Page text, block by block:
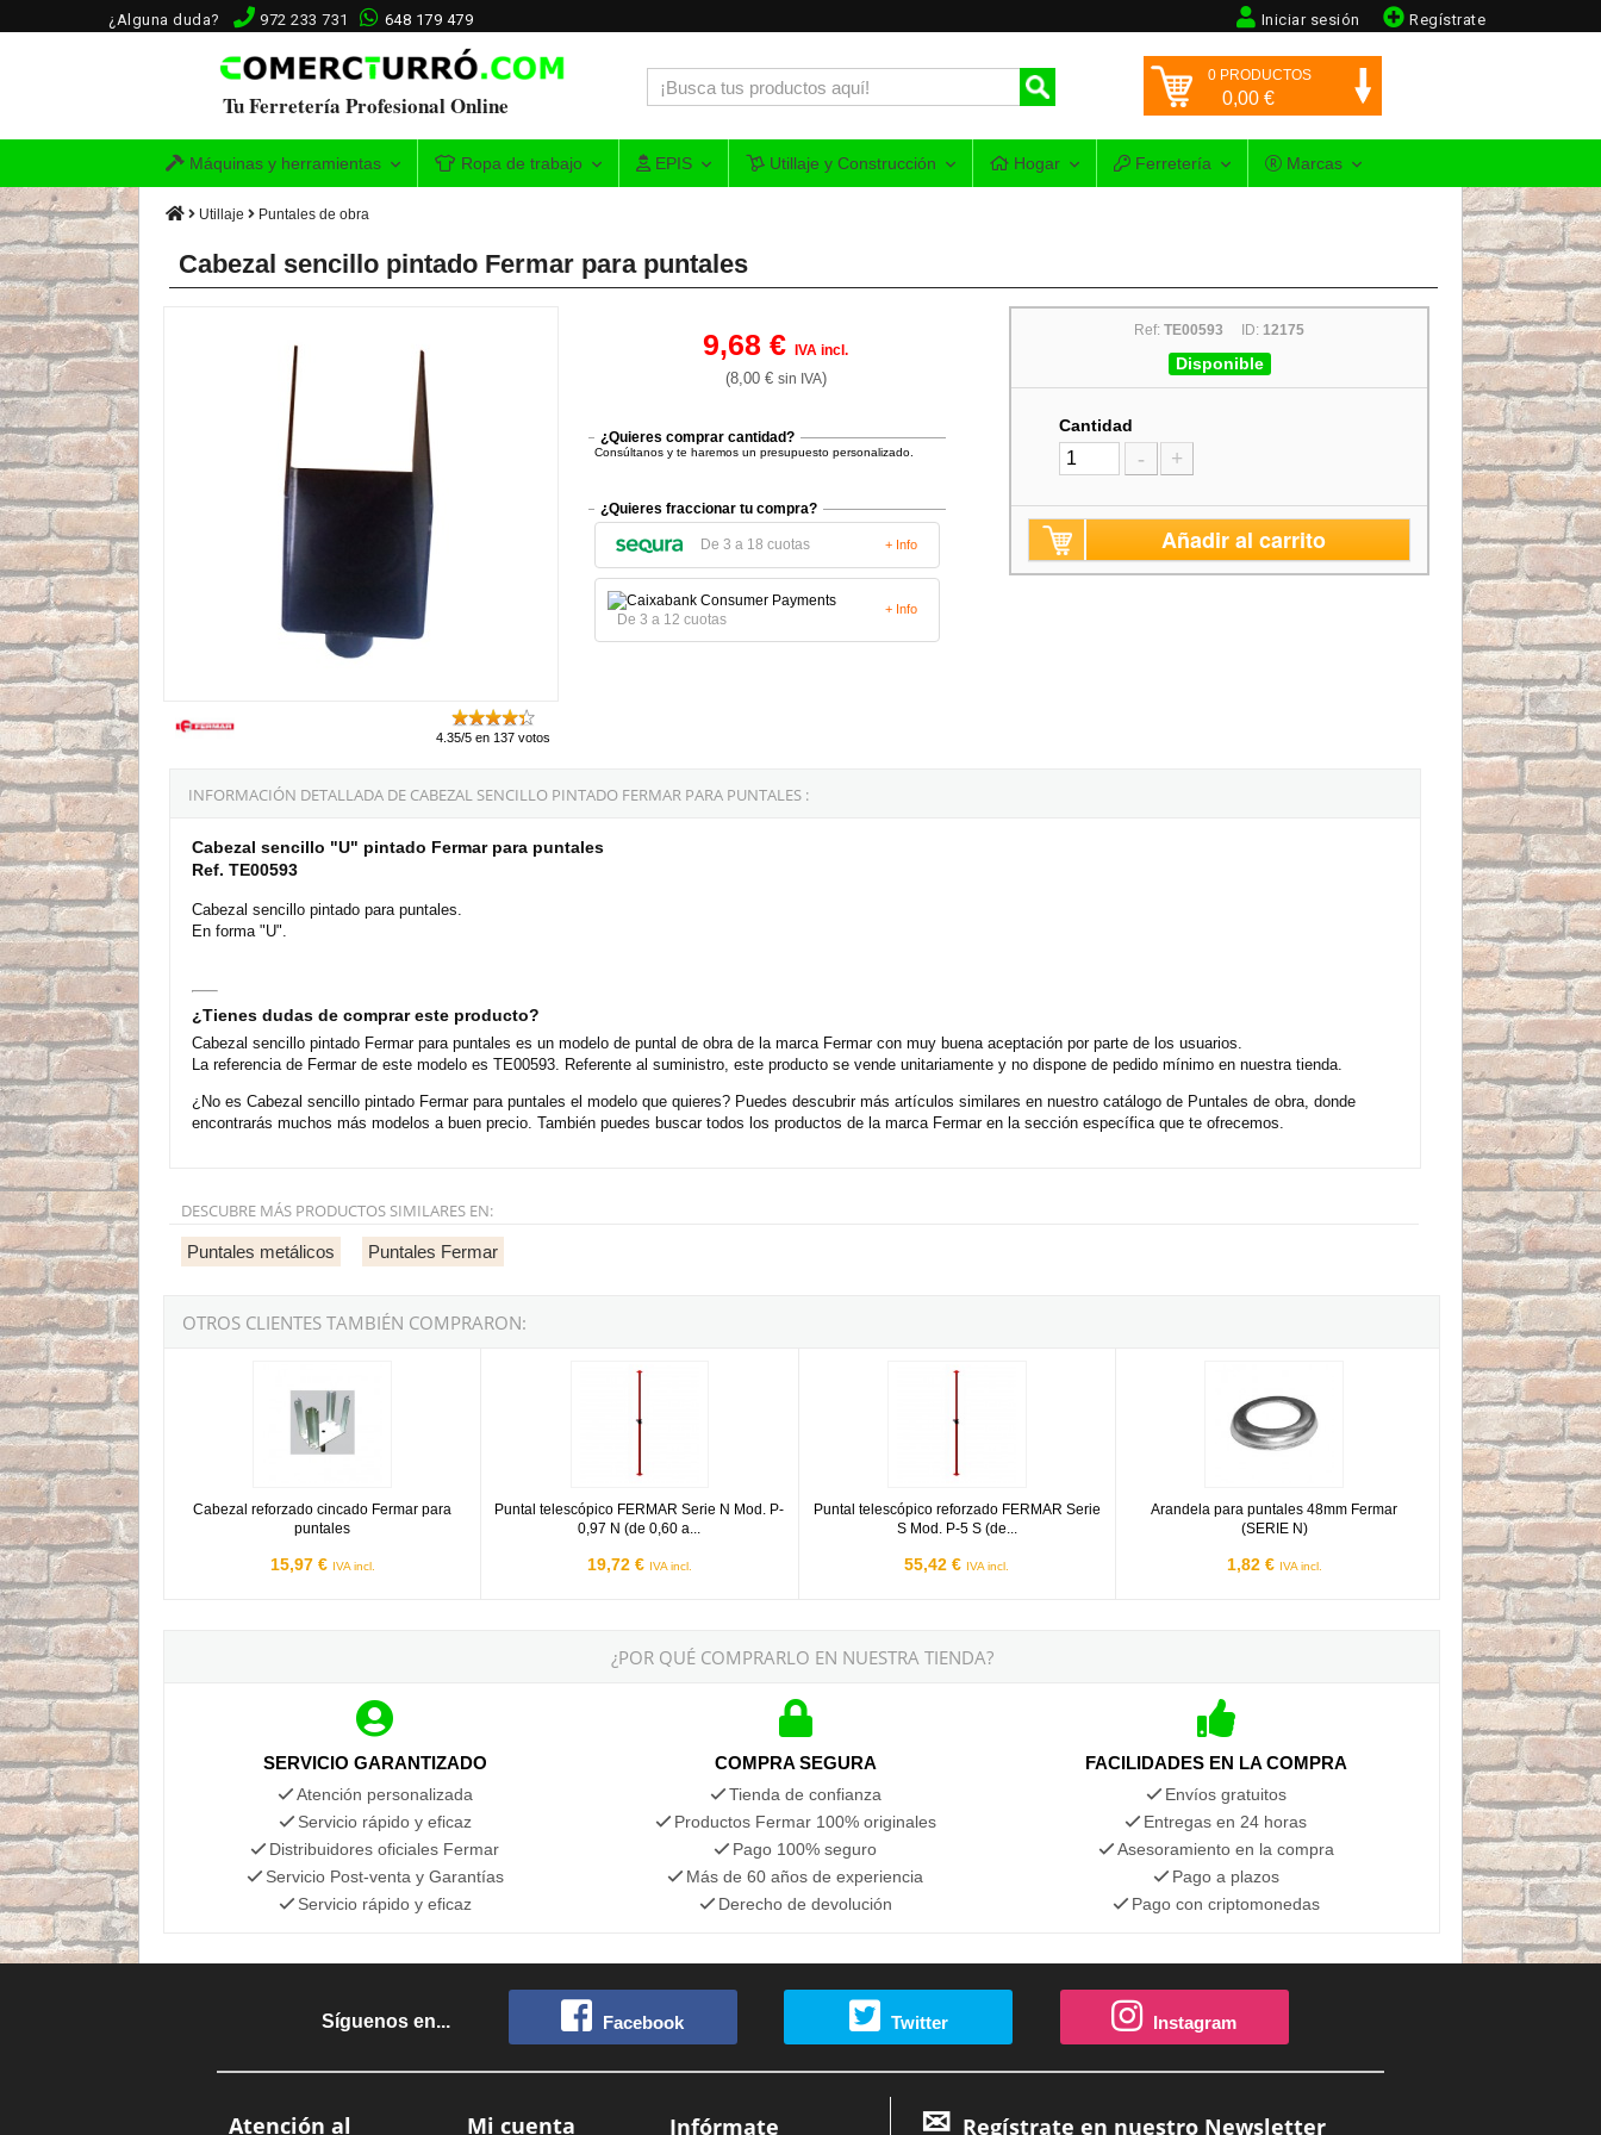
¿Alguna duda? 972 233 731 648 179 479 Regístrate
Iniciar sesión
Tu Ferretería Profesional Online
0 PRODUCTOS
0,00 €
Máquinas y herramientas Ropa de trabajo EPIS Utillaje y Construcción Hogar Ferretería Marcas
Utillaje Puntales de obra
Cabezal sencillo pintado Fermar para puntales
4.35/5 en 137 votos
9,68 €IVA incl.
(8,00 € sin IVA)
¿Quieres comprar cantidad?
Consúltanos y te haremos un presupuesto personalizado.
¿Quieres fraccionar tu compra?
De 3 a 18 cuotas + Info
De 3 a 12 cuotas
+ Info
Ref:TE00593 ID: 12175
Disponible
Cantidad
- +
Añadir al carrito
INFORMACIÓN DETALLADA DE CABEZAL SENCILLO PINTADO FERMAR PARA PUNTALES :
Cabezal sencillo "U" pintado Fermar para puntales
Ref. TE00593
Cabezal sencillo pintado para puntales.
En forma "U".
¿Tienes dudas de comprar este producto?
Cabezal sencillo pintado Fermar para puntales es un modelo de puntal de obra de la marca Fermar con muy buena aceptación por parte de los usuarios.
La referencia de Fermar de este modelo es TE00593. Referente al suministro, este producto se vende unitariamente y no dispone de pedido mínimo en nuestra tienda.
¿No es Cabezal sencillo pintado Fermar para puntales el modelo que quieres? Puedes descubrir más artículos similares en nuestro catálogo de Puntales de obra, donde
encontrarás muchos más modelos a buen precio. También puedes buscar todos los productos de la marca Fermar en la sección específica que te ofrecemos.
DESCUBRE MÁS PRODUCTOS SIMILARES EN:
Puntales metálicos Puntales Fermar
OTROS CLIENTES TAMBIÉN COMPRARON:
Cabezal reforzado cincado Fermar para
puntales
15,97 € IVA incl.
Puntal telescópico FERMAR Serie N Mod. P-
0,97 N (de 0,60 a...
19,72 € IVA incl.
Puntal telescópico reforzado FERMAR Serie
S Mod. P-5 S (de...
55,42 € IVA incl.
Arandela para puntales 48mm Fermar
(SERIE N)
1,82 € IVA incl.
Arandela para puntales 48mm Fermar (SERIE N)
¿POR QUÉ COMPRARLO EN NUESTRA TIENDA?
SERVICIO GARANTIZADO
Atención personalizada
Servicio rápido y eficaz
Distribuidores oficiales Fermar
Servicio Post-venta y Garantías
Servicio rápido y eficaz
COMPRA SEGURA
Tienda de confianza
Productos Fermar 100% originales
Pago 100% seguro
Más de 60 años de experiencia
Derecho de devolución
FACILIDADES EN LA COMPRA
Envíos gratuitos
Entregas en 24 horas
Asesoramiento en la compra
Pago a plazos
Pago con criptomonedas
Síguenos en... Facebook Twitter Instagram
Atención al Mi cuenta Infórmate Regístrate en nuestro Newsletter